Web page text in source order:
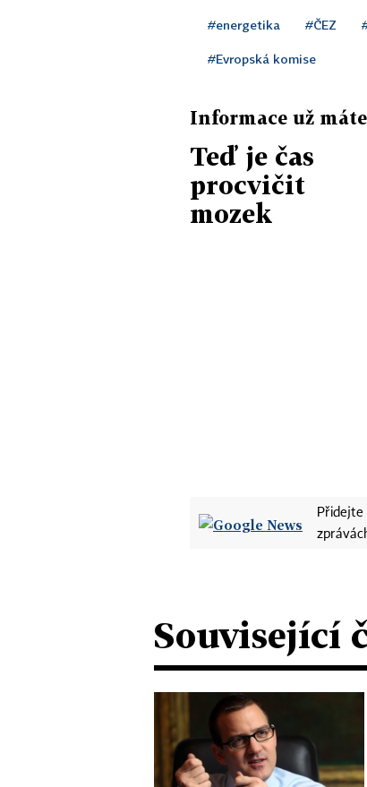
#energetika #ČEZ
#Evropská komise
Informace už máte
Teď je čas
procvičit
mozek
Přidejte
Související